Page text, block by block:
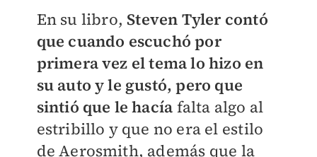
En su libro, Steven Tyler contó
que cuando escuchó por
primera vez el tema lo hizo en
su auto y le gustó, pero que
sintió que le hacía falta algo al
estribillo y que no era el estilo
de Aerosmith, además que la